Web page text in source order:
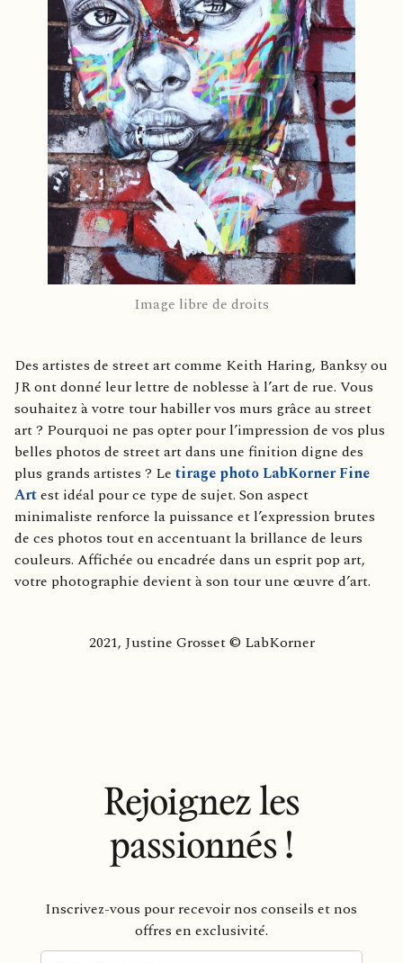
Image libre de droits
Des artistes de street art comme Keith Haring, Banksy ou
JR ont donné leur lettre de noblesse à l’art de rue. Vous
souhaitez à votre tour habiller vos murs grâce au street
art ? Pourquoi ne pas opter pour l’impression de vos plus
belles photos de street art dans une finition digne des
plus grands artistes ? Le tirage photo LabKorner Fine
Artest idéal pour ce type de sujet. Son aspect
minimaliste renforce la puissance et l’expression brutes
de ces photos tout en accentuant la brillance de leurs
couleurs. Affichée ou encadrée dans un esprit pop art,
votre photographie devient à son tour une œuvre d’art.
2021, Justine Grosset © LabKorner
Rejoignez les
passionnés !
Inscrivez-vous pour recevoir nos conseils et nos
offres en exclusivité.